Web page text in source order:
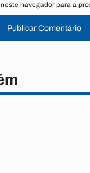
navegador para a
Publicar Comentário